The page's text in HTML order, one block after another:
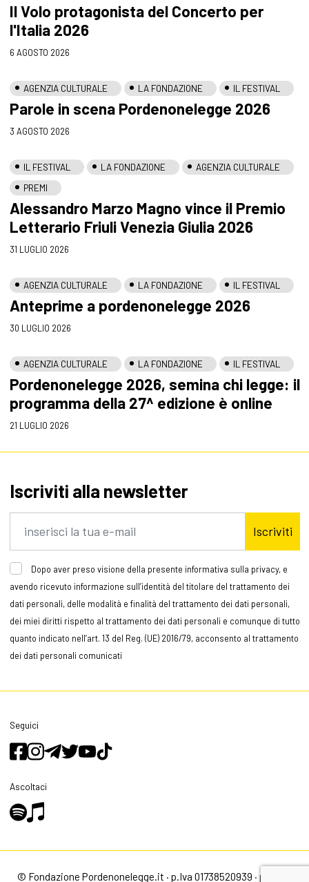
Il Volo protagonista del Concerto per
l'Italia 2026
6 AGOSTO 2026
AGENZIA CULTURALE LA FONDAZIONE IL FESTIVAL
Parole in scena Pordenonelegge 2026
3 AGOSTO 2026
IL FESTIVAL LA FONDAZIONE
AGENZIA CULTURALE
PREMI
Alessandro Marzo Magno vince il Premio
Letterario Friuli Venezia Giulia 2026
31 LUGLIO 2026
AGENZIA CULTURALE LA FONDAZIONE IL FESTIVAL
Anteprime a pordenonelegge 2026
30 LUGLIO 2026
AGENZIA CULTURALE LA FONDAZIONE IL FESTIVAL
Pordenonelegge 2026, semina chi legge: il
programma della 27^ edizione è online
21 LUGLIO 2026
Iscriviti alla newsletter
Iscriviti
Dopo aver preso visione della presente informativa sulla privacy, e
avendo ricevuto informazione sull’identità del titolare del trattamento dei
dati personali, delle modalità e finalità del trattamento dei dati personali,
dei miei diritti rispetto al trattamento dei dati personali e comunque di tutto
quanto indicato nell’art. 13 del Reg. (UE) 2016/79, acconsento al trattamento
dei dati personali comunicati
Seguici
Ascoltaci
© Fondazione Pordenonelegge.it · p.Iva 01738520939 · privacy